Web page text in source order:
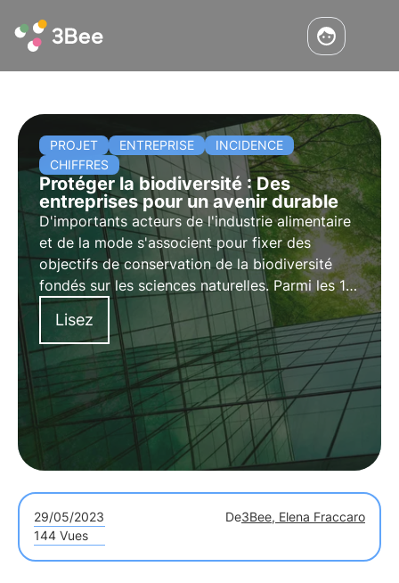
PROJET ENTREPRISE
INCIDENCE
CHIFFRES
Protéger la biodiversité : Des
entreprises pour un avenir durable
D'importants acteurs de l'industrie alimentaire
et de la mode s'associent pour fixer des
objectifs de conservation de la biodiversité
fondés sur les sciences naturelles. Parmi les 17
entreprises pionnières qui font avancer cette
initiative pilote, on trouve H&M, Kering, LVMH
et Nestlé.
Lisez
29/05/2023 De3Bee, Elena Fraccaro
144 Vues